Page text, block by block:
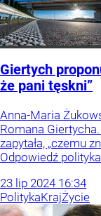
Giertych
że pani tęskni”
Anna-Maria
Romana
zapytała, „czemu
Odpowiedź
23 lip 2024 16:34
PolitykaKrajŻycie